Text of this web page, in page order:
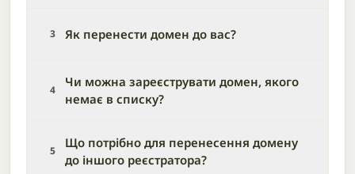
3 Як перенести домен до вас?
4
Чи можна зареєструвати домен, якого
немає в списку?
5
Що потрібно для перенесення домену
до іншого реєстратора?